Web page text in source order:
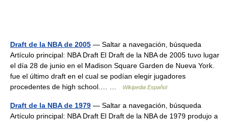
Draft de la NBA de 2005 — Saltar a navegación, búsqueda
Artículo principal: NBA Draft El Draft de la NBA de 2005 tuvo lugar
el día 28 de junio en el Madison Square Garden de Nueva York.
fue el último draft en el cual se podían elegir jugadores
procedentes de high school.… …
Wikipedia Español
Draft de la NBA de 1979 — Saltar a navegación, búsqueda
Artículo principal: NBA Draft El Draft de la NBA de 1979 produjo a